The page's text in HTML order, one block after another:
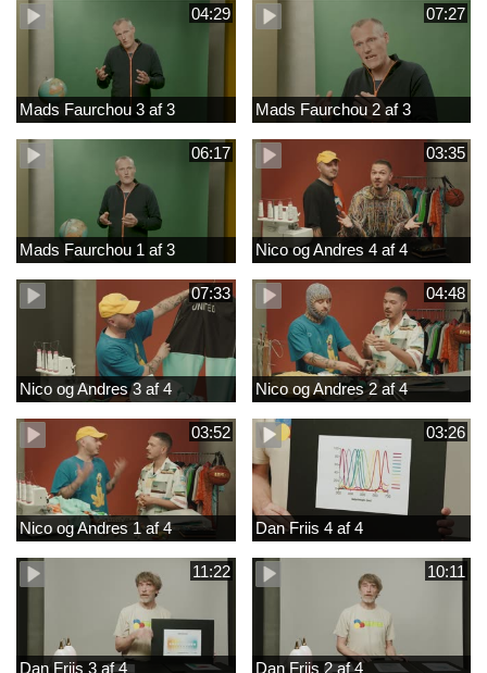
04:29
Mads Faurchou 3 af 3
07:27
Mads Faurchou 2 af 3
06:17
Mads Faurchou 1 af 3
03:35
Nico og Andres 4 af 4
07:33
Nico og Andres 3 af 4
04:48
Nico og Andres 2 af 4
03:52
Nico og Andres 1 af 4
03:26
Dan Friis 4 af 4
11:22
Dan Friis 3 af 4
10:11
Dan Friis 2 af 4